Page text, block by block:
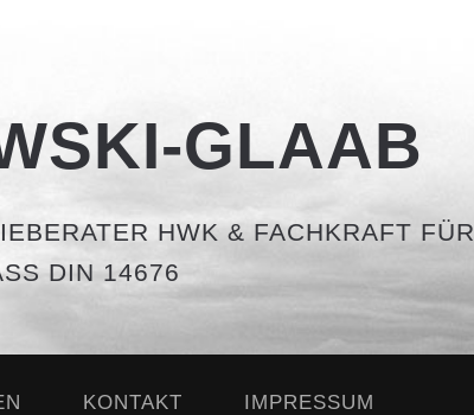
GLAAB
HWK & FACHKRAFT FÜR
DIN 14676
KONTAKT IMPRESSUM